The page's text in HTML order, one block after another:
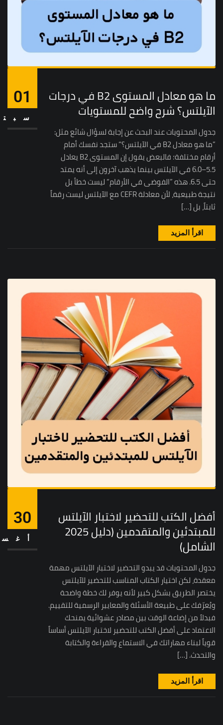
ما هو معادل المستوى B2 في درجات
الآيلتس؟ شرح واضح للمستويات
جدول المحتويات عند البحث عن إجابة لسؤال شائع مثل:
”ما هو معادل B2 في الآيلتس؟“ ستجد نفسك أمام
أرقام مختلفة؛ فالبعض يقول إن المستوى B2 يعادل
5.5–6.0 في الآيلتس بينما يذهب آخرون إلى أنه يمتد
حتى 6.5. هذه ”الفوضى في الأرقام“ ليست خطأ بل
نتيجة طبيعية، لأن معادلة CEFR مع الآيلتس ليست رقماً
ثابتاً، بل […]
01
اقرأ المزيد
أفضل الكتب للتحضير لاختبار الآيلتس
للمبتدئين والمتقدمين (دليل 2025
الشامل)
جدول المحتويات قد يبدو التحضير لاختبار الآيلتس مهمة
معقدة، لكن اختيار الكتاب المناسب للتحضير للآيلتس
يختصر الطريق بشكل كبير لأنه يوفر لك خطة واضحة
ويُعرّفك على طبيعة الأسئلة والمعايير الرسمية للتقييم.
فبدلاً من إضاعة الوقت بين مصادر عشوائية يمنحك
الاعتماد على أفضل الكتب للتحضير لاختبار الآيلتس أساساً
قوياً لبناء مهاراتك في الاستماع والقراءة والكتابة
والتحدث. […]
30
اقرأ المزيد